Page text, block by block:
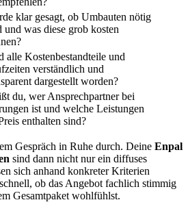
klar gesagt, ob Umbauten nötig
und was diese grob kosten
alle Kostenbestandteile und
verständlich und
dargestellt worden?
du, wer Ansprechpartner bei
ist und welche Leistungen
enthalten sind?
Gespräch in Ruhe durch. Deine Enpal
sind dann nicht nur ein diffuses
sich anhand konkreter Kriterien
ob das Angebot fachlich stimmig
Gesamtpaket wohlfühlst.